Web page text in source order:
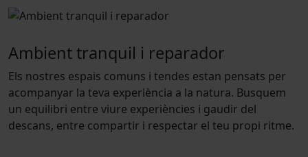
Ambient tranquil i reparador
Els nostres espais comuns i tendes estan pensats per
acompanyar la teva experiència a la natura. Busquem
un equilibri entre viure experiències i gaudir del
descans, entre compartir i respectar el teu propi ritme.